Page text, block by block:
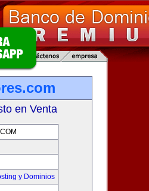
en Venta
y Dominios